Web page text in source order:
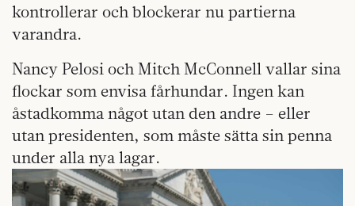
kontrollerar och blockerar nu partierna
varandra.
Nancy Pelosi och Mitch McConnell vallar sina
flockar som envisa fårhundar. Ingen kan
åstadkomma något utan den andre – eller
utan presidenten, som måste sätta sin penna
under alla nya lagar.